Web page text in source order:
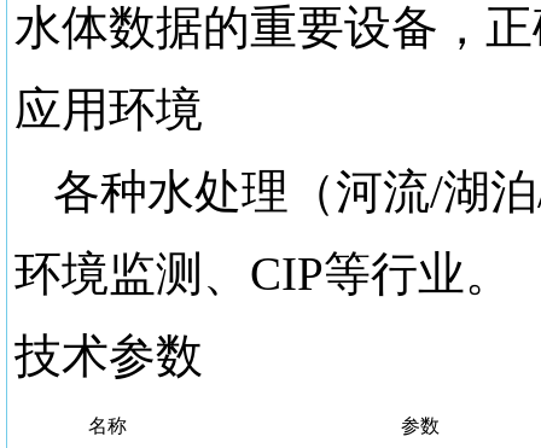
水体数据的重要设备，
应用环境
各种水处理（河流/湖
环境监测、CIP等行业。
技术参数
名称
参数